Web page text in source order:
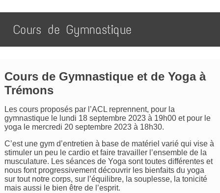
Cours de Gymnastique
Cours de Gymnastique et de Yoga à
Trémons
Les cours proposés par l’ACL reprennent, pour la
gymnastique le lundi 18 septembre 2023 à 19h00 et pour le
yoga le mercredi 20 septembre 2023 à 18h30.
C’est une gym d’entretien à base de matériel varié qui vise à
stimuler un peu le cardio et faire travailler l’ensemble de la
musculature. Les séances de Yoga sont toutes différentes et
nous font progressivement découvrir les bienfaits du yoga
sur tout notre corps, sur l’équilibre, la souplesse, la tonicité
mais aussi le bien être de l’esprit.